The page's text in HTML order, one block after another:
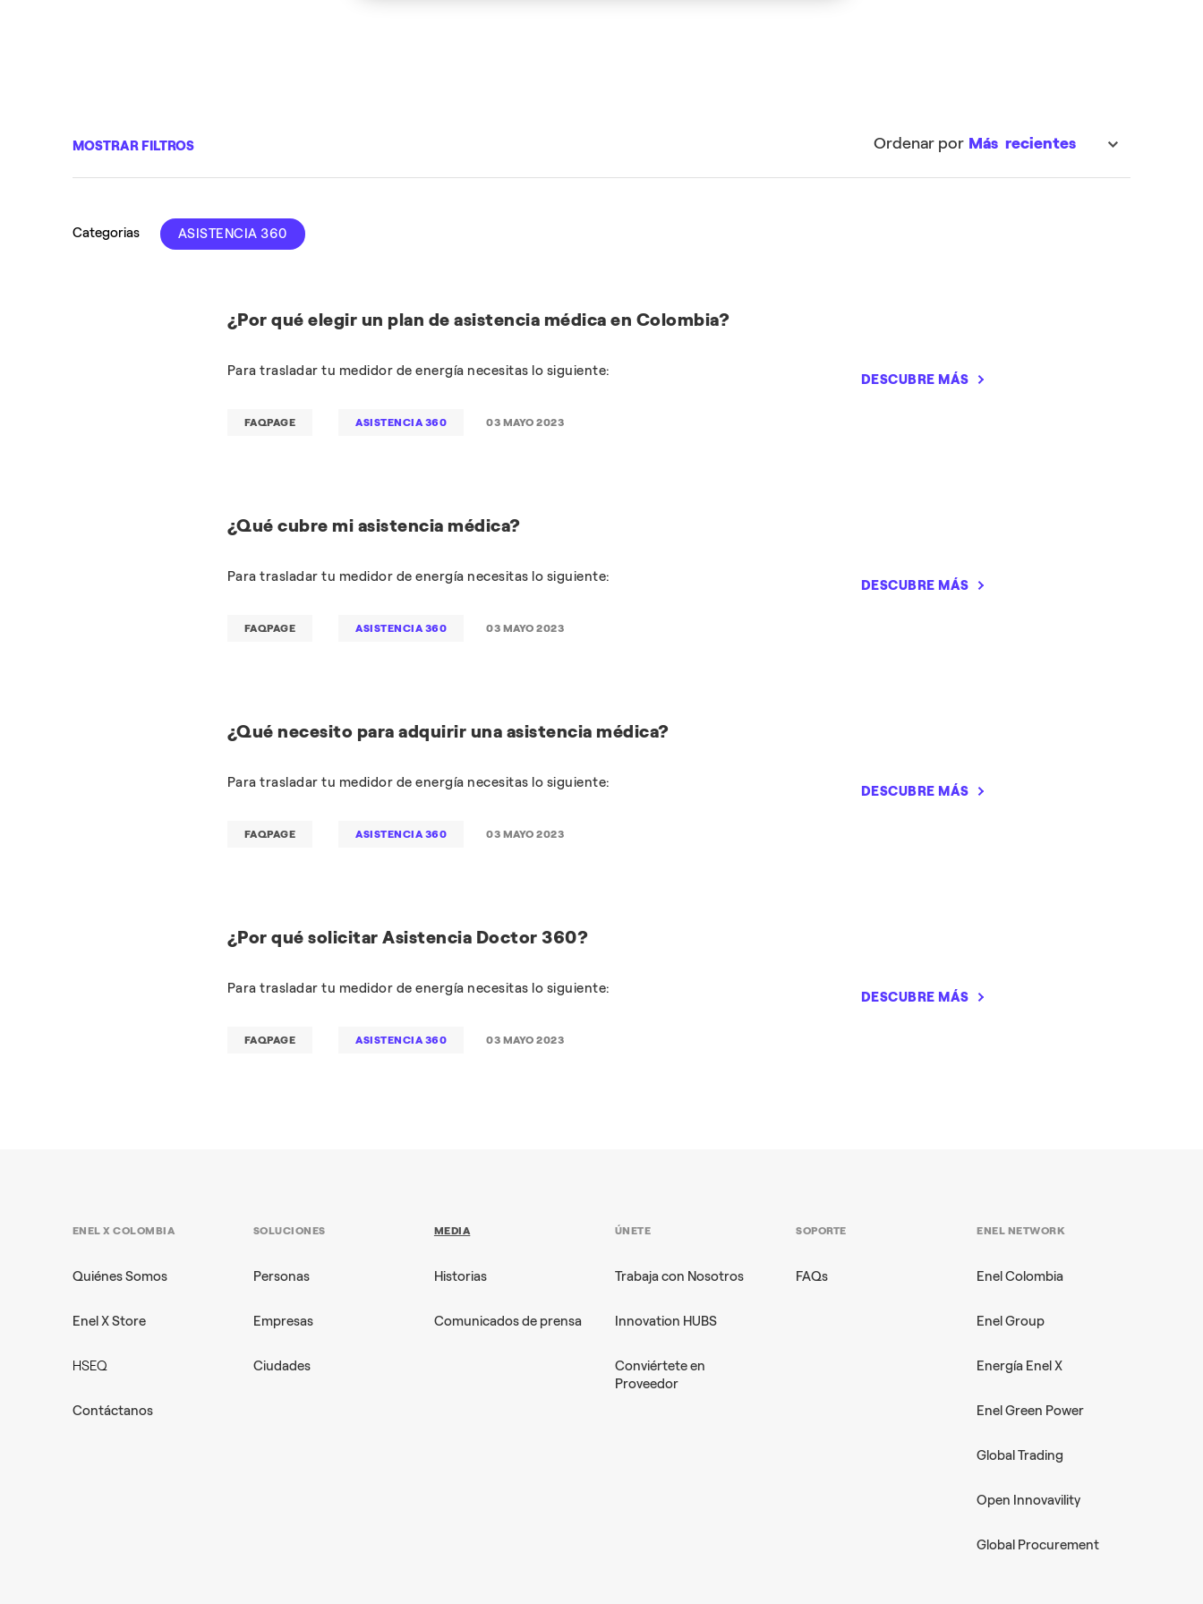
MOSTRAR FILTROS Ordenar por
Categorias ASISTENCIA 360
¿Por qué elegir un plan de asistencia médica en Colombia?
Para trasladar tu medidor de energía necesitas lo siguiente:
DESCUBRE MÁS
FAQPAGE ASISTENCIA 360 03 MAYO 2023
¿Qué cubre mi asistencia médica?
Para trasladar tu medidor de energía necesitas lo siguiente:
DESCUBRE MÁS
FAQPAGE ASISTENCIA 360 03 MAYO 2023
¿Qué necesito para adquirir una asistencia médica?
Para trasladar tu medidor de energía necesitas lo siguiente:
DESCUBRE MÁS
FAQPAGE ASISTENCIA 360 03 MAYO 2023
¿Por qué solicitar Asistencia Doctor 360?
Para trasladar tu medidor de energía necesitas lo siguiente:
DESCUBRE MÁS
FAQPAGE ASISTENCIA 360 03 MAYO 2023
ENEL X COLOMBIA
Quiénes Somos
Enel X Store
HSEQ
Contáctanos
SOLUCIONES
Personas
Empresas
Ciudades
MEDIA
Historias
Comunicados de prensa
ÚNETE
Trabaja con Nosotros
Innovation HUBS
Conviértete en
Proveedor
SOPORTE
FAQs
ENEL NETWORK
Enel Colombia
Enel Group
Energía Enel X​
Enel Green Power
Global Trading
Open Innovavility
Global Procurement